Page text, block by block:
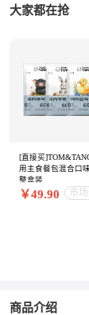
大家都在抢
[直接买
用主食餐包混合口
整盒装
￥49.90 市
商品介绍